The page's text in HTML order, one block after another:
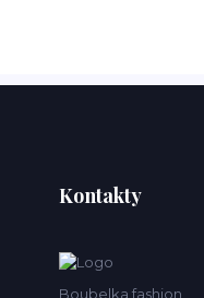
Kontakty
Boubelka fashion